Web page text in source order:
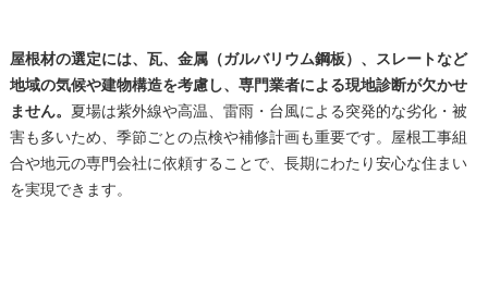
屋根材の選定には、瓦、金属（ガルバリウム鋼板）、スレートなど
地域の気候や建物構造を考慮し、専門業者による現地診断が欠かせ
ません。 夏場は紫外線や高温、雷雨・台風による突発的な劣化・被
害も多いため、季節ごとの点検や補修計画も重要です。屋根工事組
合や地元の専門会社に依頼することで、長期にわたり安心な住まい
を実現できます。